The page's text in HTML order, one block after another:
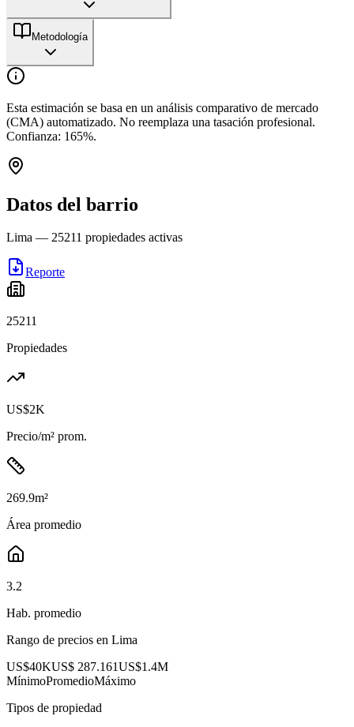
Metodología
Esta estimación se basa en un análisis comparativo de mercado
(CMA) automatizado. No reemplaza una tasación profesional.
Confianza: 165%.
Datos del barrio
Lima — 25211 propiedades activas
Reporte
25211
Propiedades
US$2K
Precio/m² prom.
269.9m²
Área promedio
3.2
Hab. promedio
Rango de precios en Lima
US$40KUS$ 287.161US$1.4M
MínimoPromedioMáximo
Tipos de propiedad